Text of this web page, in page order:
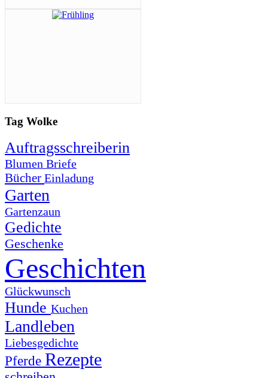
Tag Wolke
Auftragsschreiberin
Blumen Briefe
Bücher Einladung
Garten
Gartenzaun
Gedichte
Geschenke
Geschichten
Glückwunsch
Hunde Kuchen
Landleben
Liebesgedichte
Pferde Rezepte